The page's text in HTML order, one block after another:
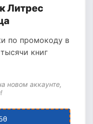
Литрес
по промокоду в
книг
новом аккаунте,